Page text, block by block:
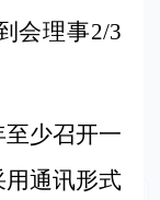
会理事2/3
少召开一
通讯形式